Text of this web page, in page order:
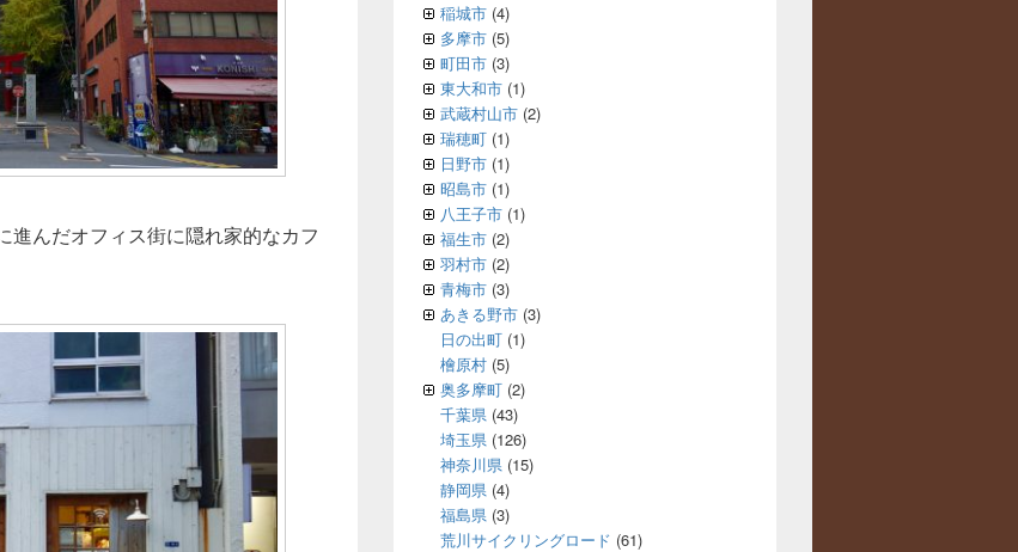
んだオフィス街に隠れ家的なカフ
稲城市 (4)
多摩市 (5)
町田市 (3)
東大和市 (1)
武蔵村山市 (2)
瑞穂町 (1)
日野市 (1)
昭島市 (1)
八王子市 (1)
福生市 (2)
羽村市 (2)
青梅市 (3)
あきる野市 (3)
日の出町 (1)
檜原村 (5)
奥多摩町 (2)
千葉県 (43)
埼玉県 (126)
神奈川県 (15)
静岡県 (4)
福島県 (3)
荒川サイクリングロード (61)